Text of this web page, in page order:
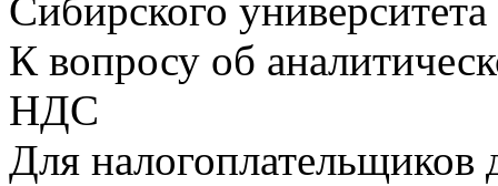
Сибирского
К вопросу об
НДС
Для налогоплательщиков